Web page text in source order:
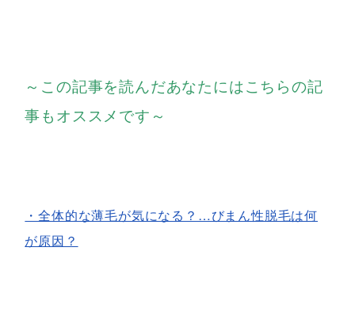
～この記事を読んだあなたにはこちらの記
事もオススメです～
・全体的な薄毛が気になる？…びまん性脱毛は何
が原因？